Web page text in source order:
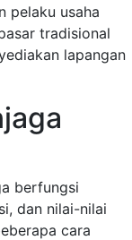
pelaku usaha
tradisional
lapangan
berfungsi
dan nilai-nilai
cara